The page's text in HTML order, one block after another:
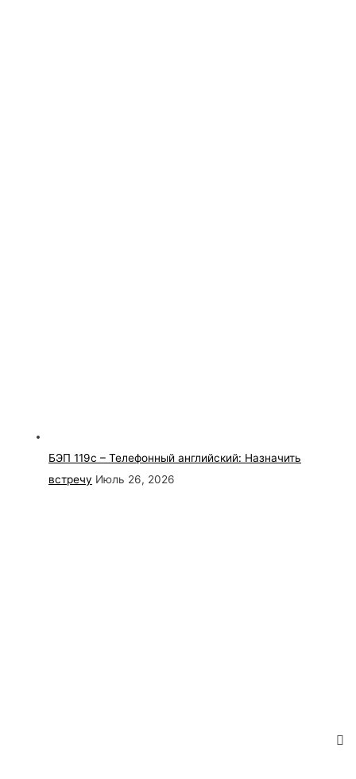
БЭП 119с – Телефонный английский: Назначить
встречу Июль 26, 2026